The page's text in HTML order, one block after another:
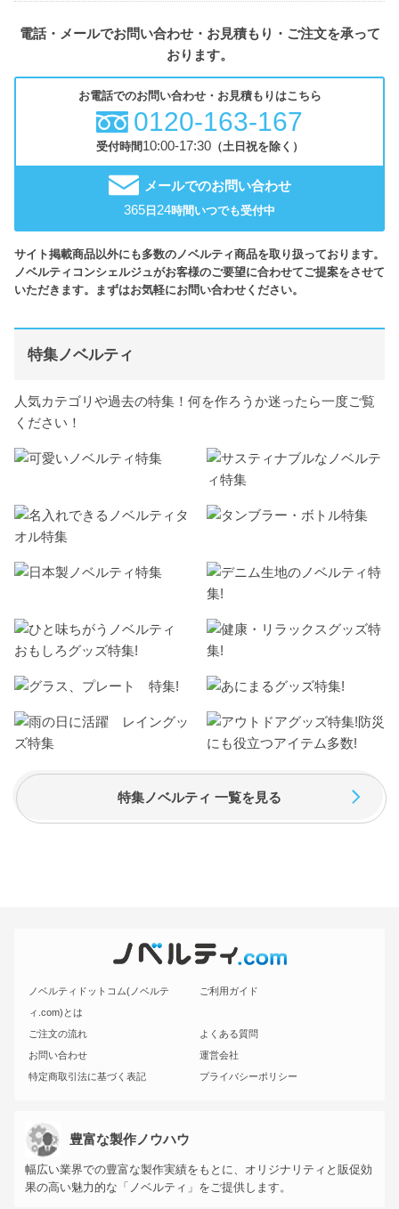
電話・メールでお問い合わせ・お見積もり・ご注文を承って
おります。
お電話でのお問い合わせ・お見積もりはこちら
0120-163-167
受付時間10:00-17:30（土日祝を除く）
メールでのお問い合わせ
365 日 24時間いつでも受付中
サイト掲載商品以外にも多数のノベルティ商品を取り扱っております。
ノベルティコンシェルジュがお客様のご要望に合わせてご提案をさせて
いただきます。まずはお気軽にお問い合わせください。
特集ノベルティ
人気カテゴリや過去の特集！何を作ろうか迷ったら一度ご覧
ください！
特集ノベルティ 一覧を見る
ノベルティドットコム(ノベルテ
ィ.com)とは
ご利用ガイド
ご注文の流れ
よくある質問
お問い合わせ
運営会社
特定商取引法に基づく表記
プライバシーポリシー
豊富な製作ノウハウ
幅広い業界での豊富な製作実績をもとに、オリジナリティと販促効
果の高い魅力的な「ノベルティ」をご提供します。